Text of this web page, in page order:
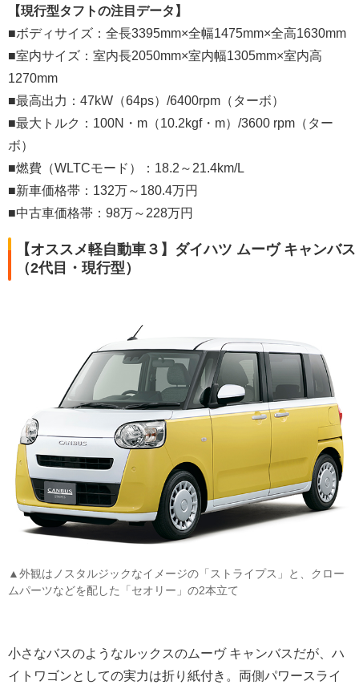
【現行型タフトの注目データ】
■ボディサイズ：全長3395mm×全幅1475mm×全高1630mm
■室内サイズ：室内長2050mm×室内幅1305mm×室内高
1270mm
■最高出力：47kW（64ps）/6400rpm（ターボ）
■最大トルク：100N・m（10.2kgf・m）/3600 rpm（ター
ボ）
■燃費（WLTCモード）：18.2～21.4km/L
■新車価格帯：132万～180.4万円
■中古車価格帯：98万～228万円
【オススメ軽自動車３】ダイハツ ムーヴ キャンバス
（2代目・現行型）
▲外観はノスタルジックなイメージの「ストライプス」と、クロー
ムパーツなどを配した「セオリー」の2本立て
小さなバスのようなルックスのムーヴ キャンバスだが、ハ
イトワゴンとしての実力は折り紙付き。両側パワースライ